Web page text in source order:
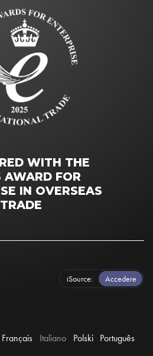
WITH THE
AWARD FOR
IN OVERSEAS
TRADE
iSource Accedere
Français Italiano Polski Português